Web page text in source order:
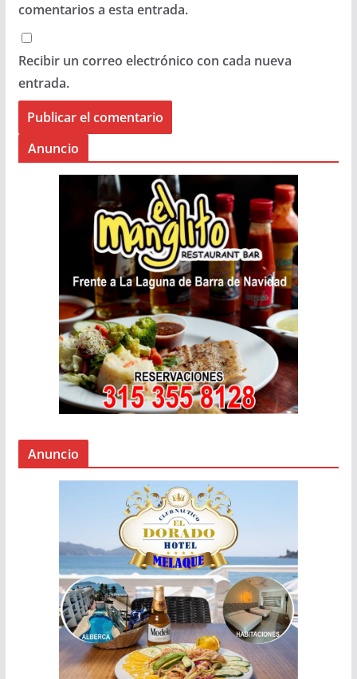
comentarios a esta entrada.
Recibir un correo electrónico con cada nueva
entrada.
Anuncio
Anuncio